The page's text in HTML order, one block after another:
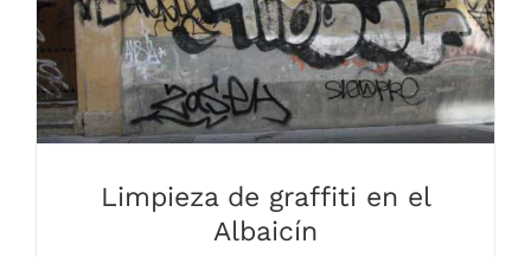
Limpieza de graffiti en el Albaicín
Limpieza de graffiti en el
Albaicín